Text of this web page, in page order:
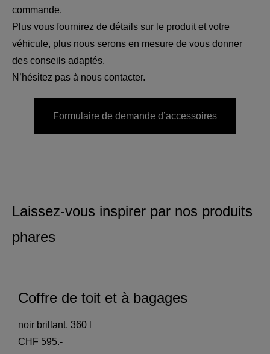
commande.
Plus vous fournirez de détails sur le produit et votre
véhicule, plus nous serons en mesure de vous donner
des conseils adaptés.
N’hésitez pas à nous contacter.
Formulaire de demande d’accessoires
Laissez-vous inspirer par nos produits
phares
Coffre de toit et à bagages
noir brillant, 360 l
CHF 595.-